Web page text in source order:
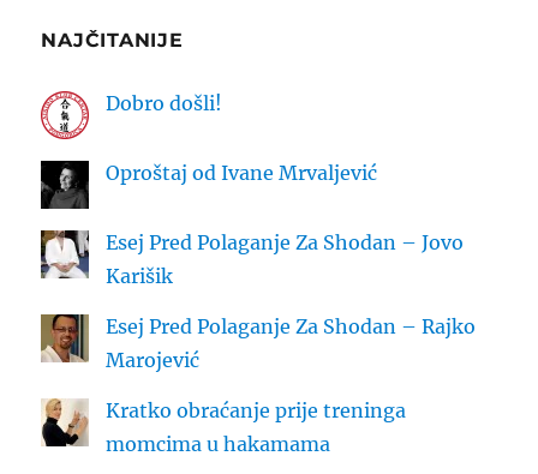
NAJČITANIJE
Dobro došli!
Oproštaj od Ivane Mrvaljević
Esej Pred Polaganje Za Shodan – Jovo
Karišik
Esej Pred Polaganje Za Shodan – Rajko
Marojević
Kratko obraćanje prije treninga
momcima u hakamama